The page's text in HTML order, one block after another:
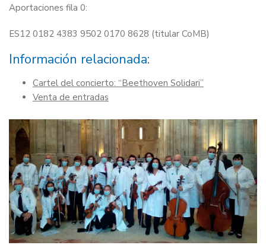
Aportaciones fila 0:
ES12 0182 4383 9502 0170 8628 (titular CoMB)
Información relacionada:
Cartel del concierto: “Beethoven Solidari”
Venta de entradas